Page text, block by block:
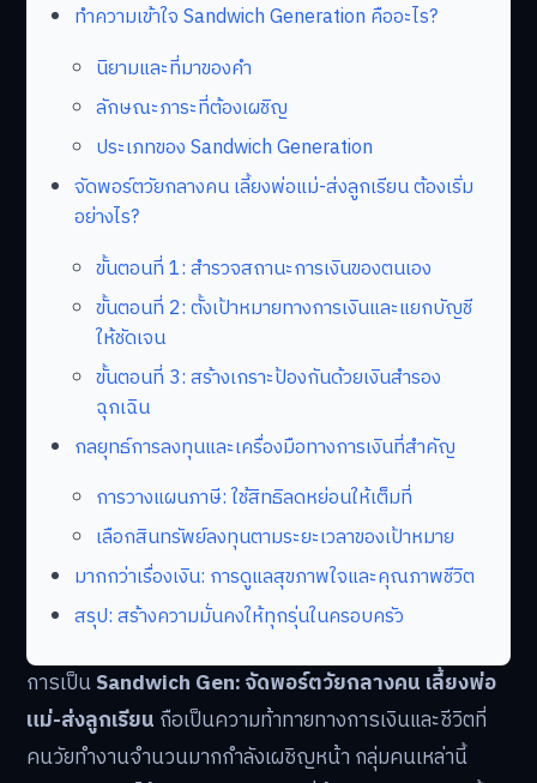
ทำความเข้าใจ Sandwich Generation คืออะไร?
นิยามและที่มาของคำ
ลักษณะภาระที่ต้องเผชิญ
ประเภทของ Sandwich Generation
จัดพอร์ตวัยกลางคน เลี้ยงพ่อแม่-ส่งลูกเรียน ต้องเริ่ม
อย่างไร?
ขั้นตอนที่ 1: สำรวจสถานะการเงินของตนเอง
ขั้นตอนที่ 2: ตั้งเป้าหมายทางการเงินและแยกบัญชี
ให้ชัดเจน
ขั้นตอนที่ 3: สร้างเกราะป้องกันด้วยเงินสำรอง
ฉุกเฉิน
กลยุทธ์การลงทุนและเครื่องมือทางการเงินที่สำคัญ
การวางแผนภาษี: ใช้สิทธิลดหย่อนให้เต็มที่
เลือกสินทรัพย์ลงทุนตามระยะเวลาของเป้าหมาย
มากกว่าเรื่องเงิน: การดูแลสุขภาพใจและคุณภาพชีวิต
สรุป: สร้างความมั่นคงให้ทุกรุ่นในครอบครัว
การเป็นSandwich Gen: จัดพอร์ตวัยกลางคน เลี้ยงพ่อ
แม่-ส่งลูกเรียน ถือเป็นความท้าทายทางการเงินและชีวิตที่
คนวัยทำงานจำนวนมากกำลังเผชิญหน้า กลุ่มคนเหล่านี้